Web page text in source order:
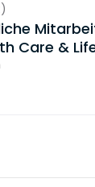
)
Care &